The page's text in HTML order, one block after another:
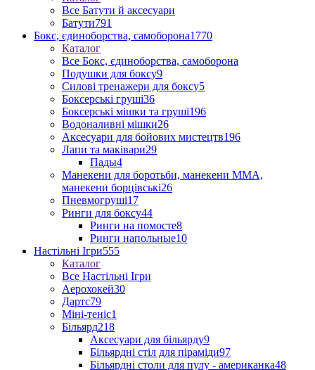
Все Батути й аксесуари
Батути791
Бокс, єдиноборства, самоборона1770
Каталог
Все Бокс, єдиноборства, самоборона
Подушки для боксу9
Силові тренажери для боксу5
Боксерські груші36
Боксерські мішки та груші196
Водоналивні мішки26
Аксесуари для бойових мистецтв196
Лапи та маківари29
Пады4
Манекени для боротьби, манекени ММА,
манекени борцівські26
Пневмогруші17
Ринги для боксу44
Ринги на помосте8
Ринги напольные10
Настільні Ігри555
Каталог
Все Настільні Ігри
Аерохокей30
Дартс79
Міні-теніс1
Більярд218
Аксесуари для більярду9
Більярдні стіл для піраміди97
Більярдні столи для пулу - американка48